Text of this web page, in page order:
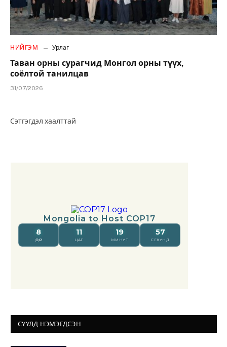
НИЙГЭМ Урлаг
Таван орны сурагчид Монгол орны түүх,
соёлтой танилцав
31/07/2026
Сэтгэгдэл хаалттай
СҮҮЛД НЭМЭГДСЭН